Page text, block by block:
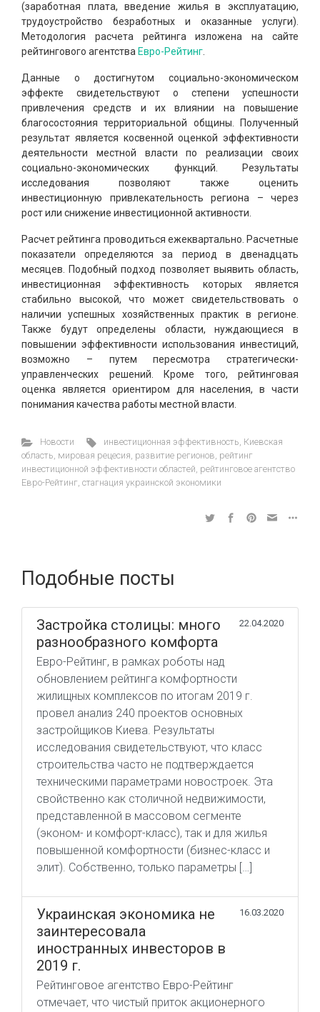
(заработная плата, введение жилья в эксплуатацию,
трудоустройство безработных и оказанные услуги).
Методология расчета рейтинга изложена на сайте
рейтингового агентства Евро-Рейтинг
Данные о достигнутом социально-экономическом
эффекте свидетельствуют о степени успешности
привлечения средств и их влиянии на повышение
благосостояния территориальной общины. Полученный
результат является косвенной оценкой эффективности
деятельности местной власти по реализации своих
социально-экономических функций. Результаты
исследования позволяют также оценить
инвестиционную привлекательность региона – через
рост или снижение инвестиционной активности.
Расчет рейтинга проводиться ежеквартально. Расчетные
показатели определяются за период в двенадцать
месяцев. Подобный подход позволяет выявить область,
инвестиционная эффективность которых является
стабильно высокой, что может свидетельствовать о
наличии успешных хозяйственных практик в регионе.
Также будут определены области, нуждающиеся в
повышении эффективности использования инвестиций,
возможно – путем пересмотра стратегически-
управленческих решений. Кроме того, рейтинговая
оценка является ориентиром для населения, в части
понимания качества работы местной власти.
Новости инвестиционная эффективность, Киевская
область, мировая рецесия, развитие регионов, рейтинг
инвестиционной эффективности областей, рейтинговое агентство
Евро-Рейтинг, стагнация украинской экономики
Подобные посты
Застройка столицы: много
разнообразного комфорта
22.04.2020
Евро-Рейтинг, в рамках роботы над
обновлением рейтинга комфортности
жилищных комплексов по итогам 2019 г.
провел анализ 240 проектов основных
застройщиков Киева. Результаты
исследования свидетельствуют, что класс
строительства часто не подтверждается
техническими параметрами новостроек. Эта
свойственно как столичной недвижимости,
представленной в массовом сегменте
(эконом- и комфорт-класс), так и для жилья
повышенной комфортности (бизнес-класс и
элит). Собственно, только параметры […]
Украинская экономика не
заинтересовала
иностранных инвесторов в
2019 г.
16.03.2020
Рейтинговое агентство Евро-Рейтинг
отмечает, что чистый приток акционерного